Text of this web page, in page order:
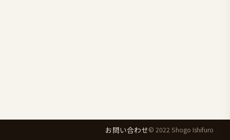
お問い合わせ© 2022 Shogo Ishifuro